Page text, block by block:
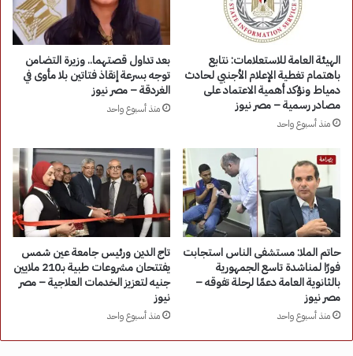
الهيئة العامة للاستعلامات: نتابع
باهتمام تغطية الإعلام الأجنبي لحادث
دمياط ونؤكد أهمية الاعتماد على
مصادر رسمية – مصر نيوز
منذ أسبوع واحد
بعد تداول قصتهما.. وزيرة التضامن
توجه بسرعة إنقاذ فتاتين بلا مأوى في
الغردقة – مصر نيوز
منذ أسبوع واحد
حاتم الملا: مستشفى الناس استجابت
فورًا لمناشدة تاسع الجمهورية
بالثانوية العامة دعمًا لرحلة تفوقه –
مصر نيوز
منذ أسبوع واحد
تاج الدين ورئيس جامعة عين شمس
يفتتحان مشروعات طبية بـ210 ملايين
جنيه لتعزيز الخدمات العلاجية – مصر
نيوز
منذ أسبوع واحد